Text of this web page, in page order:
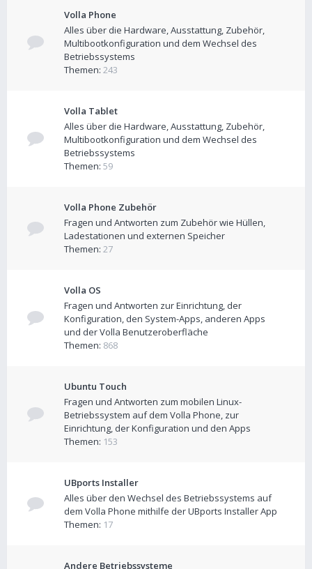
Volla Phone
Alles über die Hardware, Ausstattung, Zubehör,
Multibootkonfiguration und dem Wechsel des
Betriebssystems
Themen: 243
Volla Tablet
Alles über die Hardware, Ausstattung, Zubehör,
Multibootkonfiguration und dem Wechsel des
Betriebssystems
Themen: 59
Volla Phone Zubehör
Fragen und Antworten zum Zubehör wie Hüllen,
Ladestationen und externen Speicher
Themen: 27
Volla OS
Fragen und Antworten zur Einrichtung, der
Konfiguration, den System-Apps, anderen Apps
und der Volla Benutzeroberfläche
Themen: 868
Ubuntu Touch
Fragen und Antworten zum mobilen Linux-
Betriebssystem auf dem Volla Phone, zur
Einrichtung, der Konfiguration und den Apps
Themen: 153
UBports Installer
Alles über den Wechsel des Betriebssystems auf
dem Volla Phone mithilfe der UBports Installer App
Themen: 17
Andere Betriebssysteme